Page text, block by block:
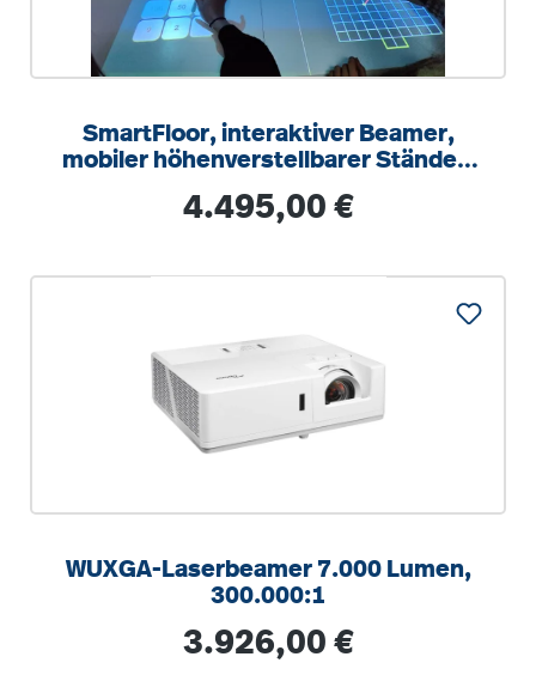
SmartFloor, interaktiver Beamer,
mobiler höhenverstellbarer Ständer,
Regulärer Preis:
4.495,00 €
WUXGA-Laserbeamer 7.000 Lumen,
300.000:1
Regulärer Preis:
3.926,00 €